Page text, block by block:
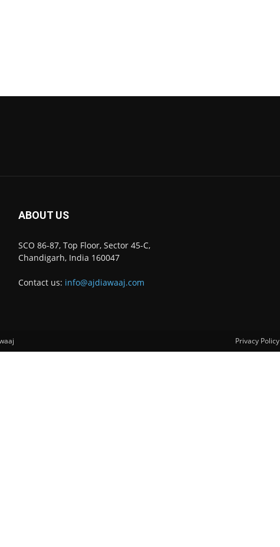
ABOUT US
SCO 86-87, Top Floor, Sector 45-C,
Chandigarh, India 160047
Contact us: info@ajdiawaaj.com
Privacy Policy